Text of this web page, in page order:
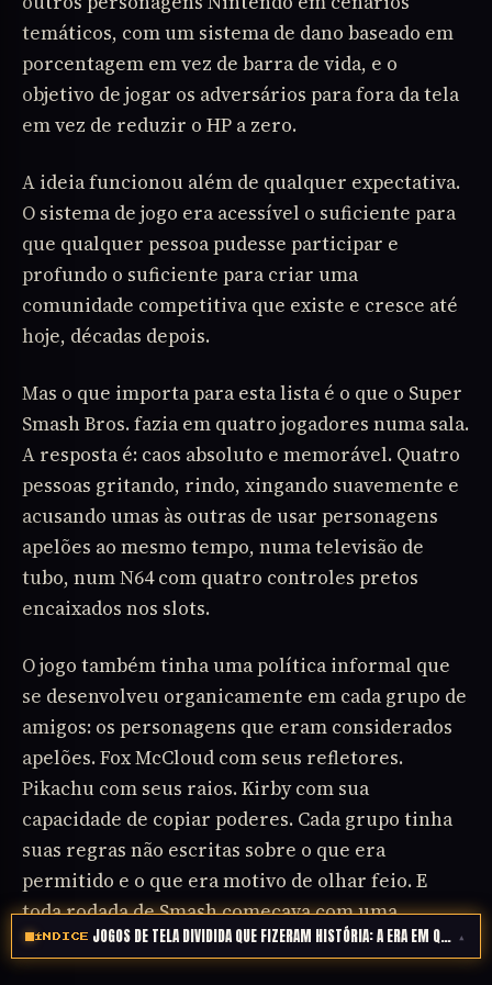
temáticos, com um sistema de dano baseado em
porcentagem em vez de barra de vida, e o
objetivo de jogar os adversários para fora da tela
em vez de reduzir o HP a zero.
A ideia funcionou além de qualquer expectativa.
O sistema de jogo era acessível o suficiente para
que qualquer pessoa pudesse participar e
profundo o suficiente para criar uma
comunidade competitiva que existe e cresce até
hoje, décadas depois.
Mas o que importa para esta lista é o que o Super
Smash Bros. fazia em quatro jogadores numa sala.
A resposta é: caos absoluto e memorável. Quatro
pessoas gritando, rindo, xingando suavemente e
acusando umas às outras de usar personagens
apelões ao mesmo tempo, numa televisão de
tubo, num N64 com quatro controles pretos
encaixados nos slots.
O jogo também tinha uma política informal que
se desenvolveu organicamente em cada grupo de
amigos: os personagens que eram considerados
apelões. Fox McCloud com seus refletores.
Pikachu com seus raios. Kirby com sua
capacidade de copiar poderes. Cada grupo tinha
suas regras não escritas sobre o que era
permitido e o que era motivo de olhar feio. E
toda rodada de Smash começava com uma
negociação tácita sobre essas regras.
ÍNDICE JOGOS DE TELA DIVIDIDA QUE FIZERAM HISTÓRIA: A ERA EM QUE A
▴